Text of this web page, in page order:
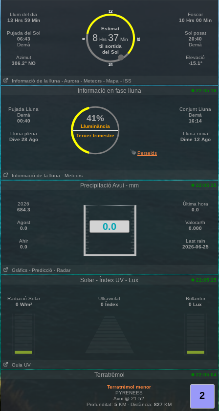
Llum del dia
13 Hrs 59 Min
Pujada del Sol
06:43
Demà
Azimut
306.2° NO
12
24
6 18
Estimat
8 Hrs 37 Min
til sortida
del Sol
Foscor
10 Hrs 00 Min
Sol posat
20:40
Demà
Elevació
-15.1°
Informació de la lluna - Aurora - Meteors - Mapa - ISS
Informació en fase lluna 22:05:19
Pujada Lluna
Demà
00:40
Lluna plena
Dive 28 Ago
41%
Lluminància
Tercer trimestre
Conjunt Lluna
Demà
16:14
Lluna nova
Dime 12 Ago
Perseids
Informació de la lluna - Meteors
Precipitació Avui - mm 22:05:15
2026
684.3
Agost
0.0
Ahir
0.0
0.0
Última hora
0.0
Valorar/h
0.000
Last rain
2026-06-25
Gràfics - Predicció - Radar
Solar - Índex UV - Lux 22:05:15
Radiació Solar
0 W/m²
Ultraviolat
0 Índex
Brillantor
0 Lux
Guia UV
Terratrèmol 22:05:04
2
Terratrèmol menor
PYRENEES
Avui @ 21:52
Profunditat: 5KM - Distància: 827 KM